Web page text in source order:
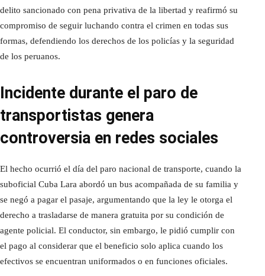
delito sancionado con pena privativa de la libertad y reafirmó su
compromiso de seguir luchando contra el crimen en todas sus
formas, defendiendo los derechos de los policías y la seguridad
de los peruanos.
Incidente durante el paro de
transportistas genera
controversia en redes sociales
El hecho ocurrió el día del paro nacional de transporte, cuando la
suboficial Cuba Lara abordó un bus acompañada de su familia y
se negó a pagar el pasaje, argumentando que la ley le otorga el
derecho a trasladarse de manera gratuita por su condición de
agente policial. El conductor, sin embargo, le pidió cumplir con
el pago al considerar que el beneficio solo aplica cuando los
efectivos se encuentran uniformados o en funciones oficiales.